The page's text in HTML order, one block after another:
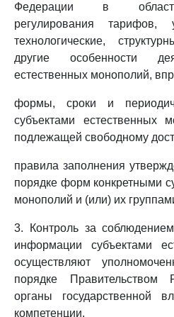
Федерации в области
регулирования тарифов,
технологические,
другие особенности
естественных монополий,
формы, сроки и
субъектами естественных
подлежащей свободному
правила заполнения
порядке форм конкретными
монополий и (или) их
3. Контроль за
информации субъектами
осуществляют
порядке Правительством
органы государственной
компетенции.